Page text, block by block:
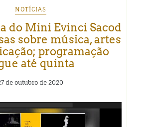
NOTÍCIAS
do Mini Evinci Sacod
sobre música, artes
programação
até quinta
de outubro de 2020